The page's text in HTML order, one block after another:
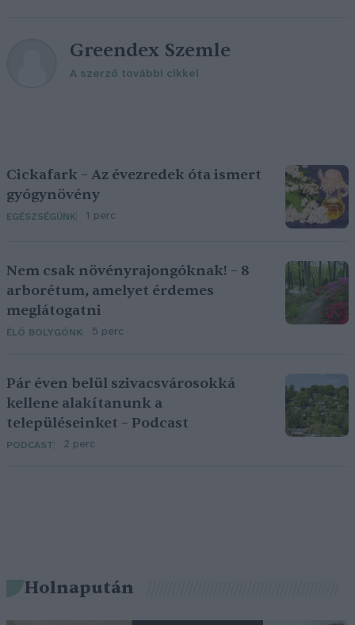
Greendex Szemle
A szerző további cikkei
Cickafark – Az évezredek óta ismert
gyógynövény
EGÉSZSÉGÜNK 1 perc
Nem csak növényrajongóknak! – 8
arborétum, amelyet érdemes
meglátogatni
ÉLŐ BOLYGÓNK 5 perc
Pár éven belül szivacsvárosokká
kellene alakítanunk a
településeinket – Podcast
PODCAST 2 perc
Holnapután